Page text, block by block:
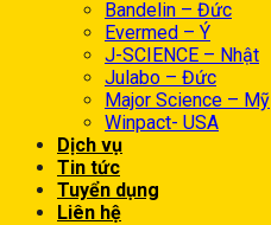
Bandelin – Đức
Evermed – Ý
J-SCIENCE – Nhật
Julabo – Đức
Major Science – Mỹ
Winpact- USA
Dịch vụ
Tin tức
Tuyển dụng
Liên hệ